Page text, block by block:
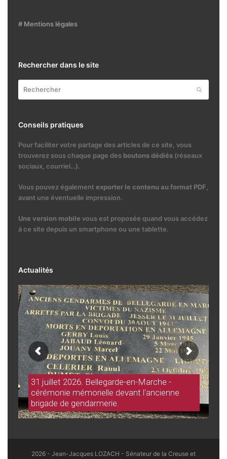
# Mentions légales
Rechercher dans le site
Conseils pratiques
Pour faciliter votre partage des articles de ce site, vous
trouverez sous chaque page des boutons dédiés(réseaux
sociaux, courriel…).
Vous pouvez égalementexporter le contenu au format PDF
avant une éventuelle impression.
Une version mobile vous est proposée quand vous accédez
à ce site depuis un smartphone ou une tablette.
Actualités
31 juillet 2026. Bellegarde-en-Marche -
cérémonie mémorielle devant l'ancienne
brigade de gendarmerie.
2026 - Jean-Jacques LOZACH - Sénateur de la Creuse et